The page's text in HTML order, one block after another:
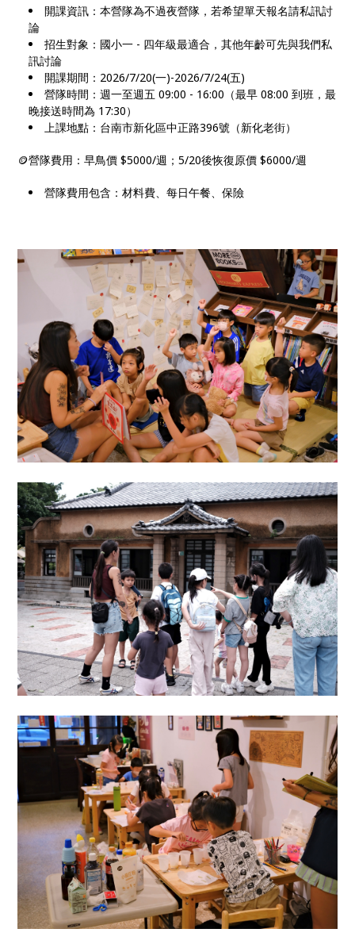
開課資訊：本營隊為不過夜營隊，若希望單天報名請私訊討
論
招生對象：國小一 - 四年級最適合，其他年齡可先與我們私
訊討論
開課期間：2026/7/20(一)-2026/7/24(五)
營隊時間：週一至週五 09:00 - 16:00（最早 08:00 到班，最
晚接送時間為 17:30）
上課地點：台南市新化區中正路396號（新化老街）
🪙營隊費用：早鳥價 $5000/週；5/20後恢復原價 $6000/週
營隊費用包含：材料費、每日午餐、保險